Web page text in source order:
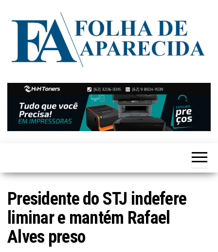
Folha de
Aparecida
Notícias
de
Aparecida
de
Goiânia
Presidente do STJ indefere
liminar e mantém Rafael
Alves preso